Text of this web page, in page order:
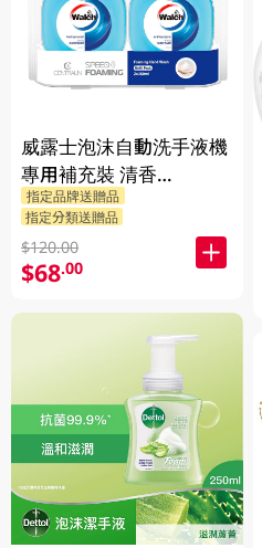
威露士泡沫自動洗手液機
專用補充裝 清香
2X350ML
指定品牌送贈品
指定分類送贈品
$120.00
$68.00